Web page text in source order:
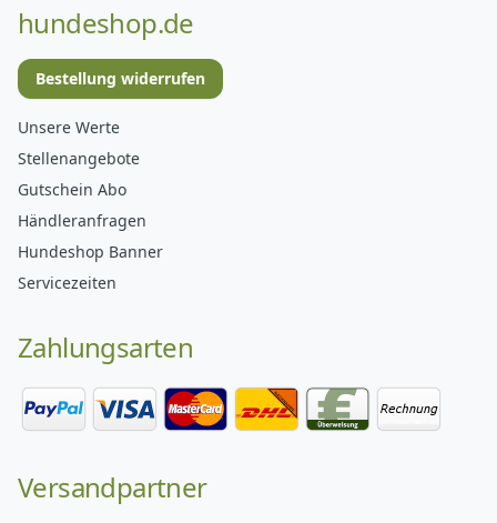
hundeshop.de
Bestellung widerrufen
Unsere Werte
Stellenangebote
Gutschein Abo
Händleranfragen
Hundeshop Banner
Servicezeiten
Zahlungsarten
Versandpartner